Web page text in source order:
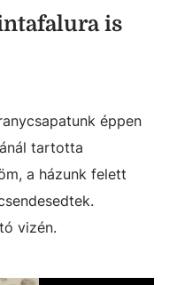
is
éppen
tartotta
a házunk felett
vizén.